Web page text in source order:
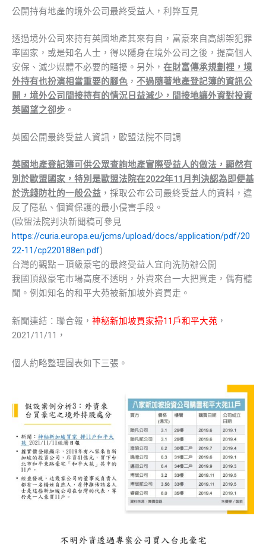
公開持有地產的境外公司最終受益人，利弊互見
透過境外公司來持有英國地產其來有自，富豪來自高綁架犯罪
率國家，或是知名人士，得以隱身在境外公司之後，提高個人
安保、減少媒體不必要的騷擾。另外， 在財富傳承規劃裡，境
外持有也扮演相當重要的腳色 ， 不過隨著地產登記簿的資訊公
開，境外公司間接持有的情況日益減少，間接地讓外資對投資
英國望之卻步 。
英國公開最終受益人資訊，歐盟法院不同調
英國地產登記簿可供公眾查詢地產實際受益人的做法，顯然有
別於歐盟國家，特別是歐盟法院在2022年11月判決認為即便基
於洗錢防杜的一般公益 ，採取公布公司最終受益人的資料，違
反了隱私、個資保護的最小侵害手段。
(歐盟法院判決新聞稿可參見
https://curia.europa.eu/jcms/upload/docs/application/pdf/20
22-11/cp220188en.pdf)
台灣的觀點－頂級豪宅的最終受益人宜向洗防辦公開
我國頂級豪宅市場高度不透明，外資來台一大把買走，偶有聽
聞。例如知名的和平大苑被新加坡外資買走。
新聞連結：聯合報， 神秘新加坡買家掃11戶和平大苑 ，
2021/11/11，
個人約略整理圖表如下三張。